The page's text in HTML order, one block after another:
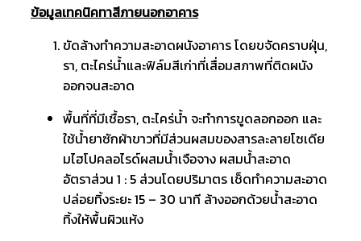
ข้อมูลเทคนิคทาสีภายนอกอาคาร
ขัดล้างทำความสะอาดผนังอาคาร โดยขจัดคราบฝุ่น,
รา, ตะไคร่น้ำและฟิล์มสีเก่าที่เสื่อมสภาพที่ติดผนัง
ออกจนสะอาด
พื้นที่ที่มีเชื้อรา, ตะไคร่น้ำ จะทำการขูดลอกออก และ
ใช้น้ำยาซักผ้าขาวที่มีส่วนผสมของสารละลายโซเดีย
มไฮโปคลอไรด์ผสมน้ำเจือจาง ผสมน้ำสะอาด
อัตราส่วน 1 : 5 ส่วนโดยปริมาตร เช็ดทำความสะอาด
ปล่อยทิ้งระยะ 15 – 30 นาที ล้างออกด้วยน้ำสะอาด
ทิ้งให้พื้นผิวแห้ง